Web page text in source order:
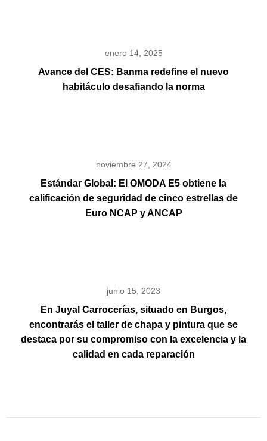
enero 14, 2025
Avance del CES: Banma redefine el nuevo
habitáculo desafiando la norma
noviembre 27, 2024
Estándar Global: El OMODA E5 obtiene la
calificación de seguridad de cinco estrellas de
Euro NCAP y ANCAP
junio 15, 2023
En Juyal Carrocerías, situado en Burgos,
encontrarás el taller de chapa y pintura que se
destaca por su compromiso con la excelencia y la
calidad en cada reparación